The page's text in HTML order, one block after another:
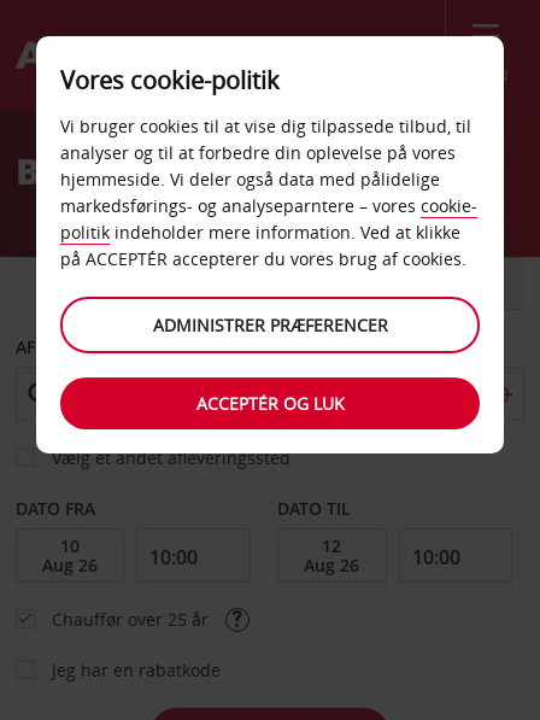
Menu
Welcome
AvisBilleje Kharkov
AFHENT FRA
Vælg et andet afleveringssted
DATO FRA DATO TIL
Chauffør over 25 år
Jeg har en rabatkode
Vores cookie-politik
Vi bruger cookies til at vise dig tilpassede tilbud, til
analyser og til at forbedre din oplevelse på vores
hjemmeside. Vi deler også data med pålidelige
markedsførings- og analyseparntere – vores cookie-
politik indeholder mere information. Ved at klikke
på ACCEPTÉR accepterer du vores brug af cookies.
ADMINISTRER PRÆFERENCER
ACCEPTÉR OG LUK